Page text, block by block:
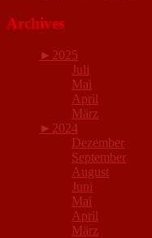
Archives
► 2025
Juli
Mai
April
März
► 2024
Dezember
September
August
Juni
Mai
April
März